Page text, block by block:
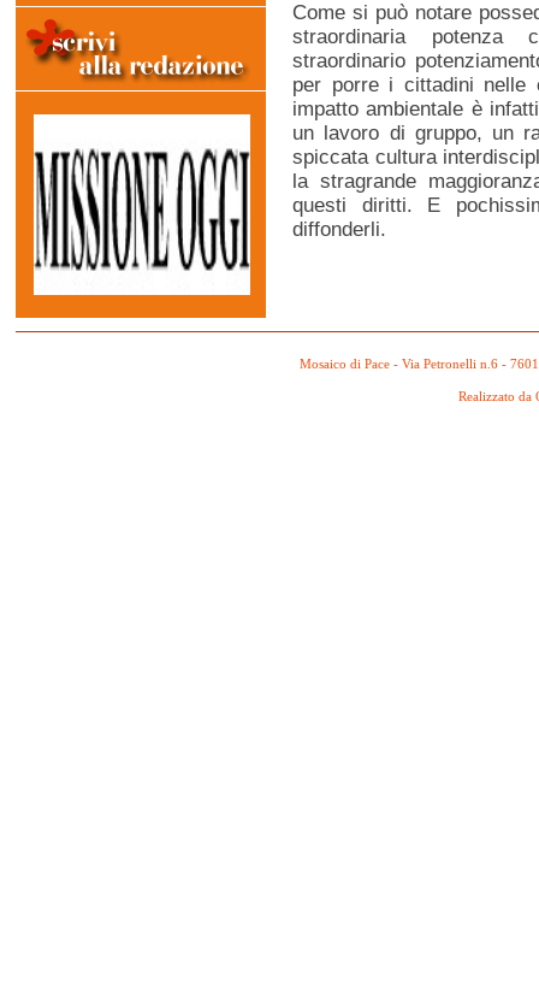
Come si può notare
straordinaria potenza
straordinario
per porre i cittadini nelle
impatto ambientale è
un lavoro di gruppo, un
spiccata cultura
la stragrande
questi diritti. E
diffonderli.
Mosaico di Pace - Via Petronelli n.6 -
Realizzato